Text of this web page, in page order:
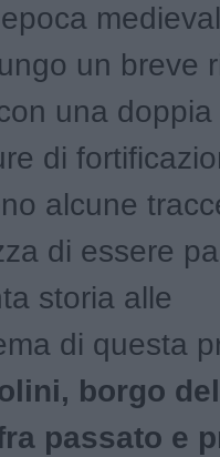
un breve
una
di
alcune
di essere
storia alle
di questa
borgo del
passato e